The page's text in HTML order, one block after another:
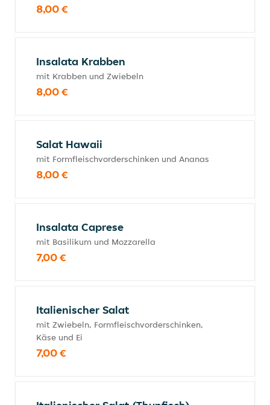
8,00 €
Insalata Krabben
mit Krabben und Zwiebeln
8,00 €
Salat Hawaii
mit Formfleischvorderschinken und Ananas
8,00 €
Insalata Caprese
mit Basilikum und Mozzarella
7,00 €
Italienischer Salat
mit Zwiebeln, Formfleischvorderschinken,
Käse und Ei
7,00 €